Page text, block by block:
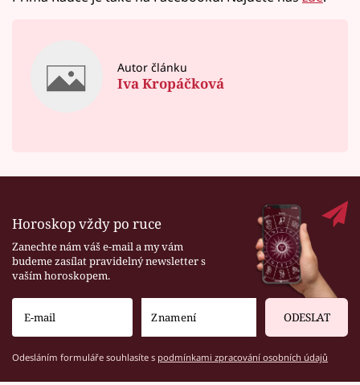
Autor článku
Iva Kropáčková
Horoskop vždy po ruce
Zanechte nám váš e-mail a my vám
budeme zasílat pravidelný newsletter s
vaším horoskopem.
ODESLAT
Odesláním formuláře souhlasíte s podmínkami zpracování osobních údajů